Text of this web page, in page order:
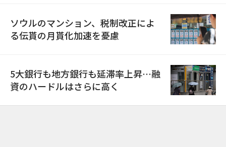
ソウルのマンション、税制改正によ
る伝貰の月貰化加速を憂慮
5大銀行も地方銀行も延滞率上昇…融
資のハードルはさらに高く